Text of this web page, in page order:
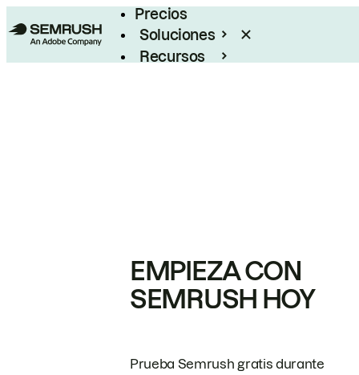
Precios
Soluciones
Recursos
EMPIEZA CON
SEMRUSH HOY
Prueba Semrush gratis durante